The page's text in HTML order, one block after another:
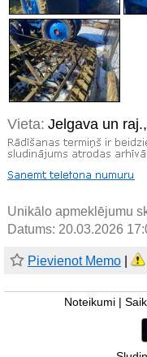
Vieta: Jelgava un
Unikālo apmeklējumu
Datums: 20.03.2026
Pievienot Memo
Noteikumi